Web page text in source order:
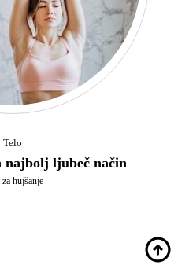
Telo
najbolj ljubeč način
za hujšanje